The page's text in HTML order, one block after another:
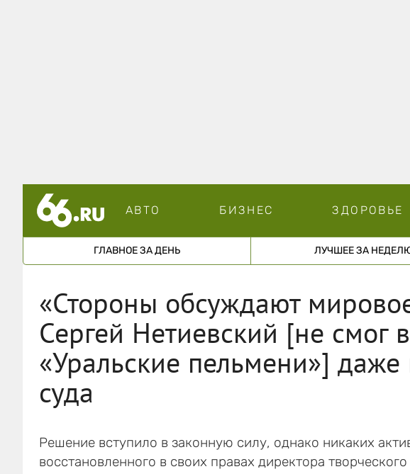
АВТО БИЗНЕС ЗДОРОВЬЕ
ГЛАВНОЕ ЗА ДЕНЬ ЛУЧШЕЕ ЗА
«Стороны обсуждают
Сергей Нетиевский [не смог
«Уральские пельмени»]
суда
Решение вступило в законную силу, однако никаких
восстановленного в своих правах директора